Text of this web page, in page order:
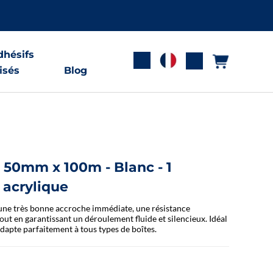
Blog
x 100m - Blanc - 1
acrylique
très bonne accroche immédiate, une résistance
en garantissant un déroulement fluide et silencieux. Idéal
parfaitement à tous types de boîtes.